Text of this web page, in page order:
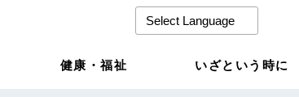
健康・福祉 いざという時に